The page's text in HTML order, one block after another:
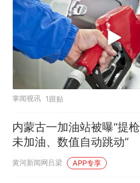
掌闻视讯 1跟贴
内蒙古一加油站被曝“提枪
未加油、数值自动跳动”
黄河新闻网吕梁 APP专享